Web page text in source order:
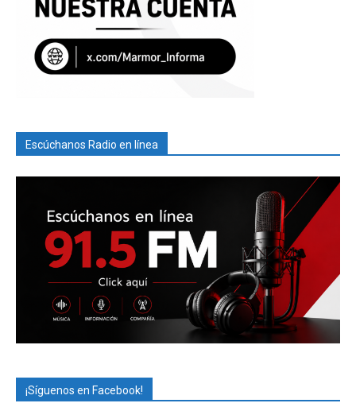
Escúchanos Radio en línea
¡Síguenos en Facebook!